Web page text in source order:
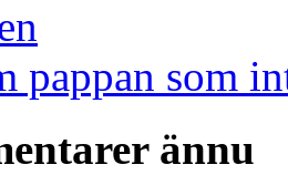
pappan som
ännu